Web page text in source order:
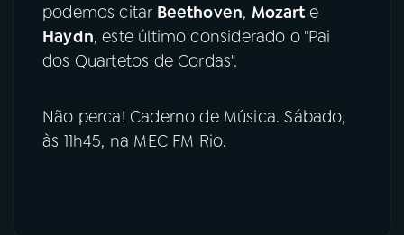
podemos citar Beethoven, Mozarte
Haydn, este último considerado o "Pai
dos Quartetos de Cordas".
Não perca! Caderno de Música. Sábado,
às 11h45, na MEC FM Rio.